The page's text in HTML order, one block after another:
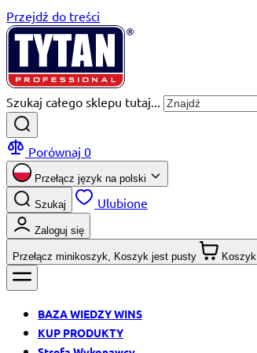
Przejdź do treści
Szukaj całego sklepu tutaj...
Porównaj 0
Przełącz język na polski
Szukaj Ulubione
Zaloguj się
Przełącz minikoszyk, Koszyk jest pusty Koszyk
BAZA WIEDZY WINS
KUP PRODUKTY